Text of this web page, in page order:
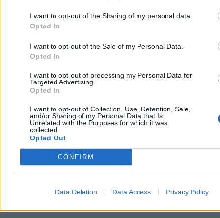
I want to opt-out of the Sharing of my personal data.
Opted In
I want to opt-out of the Sale of my Personal Data.
Opted In
I want to opt-out of processing my Personal Data for
Targeted Advertising.
Opted In
I want to opt-out of Collection, Use, Retention, Sale,
and/or Sharing of my Personal Data that Is
Unrelated with the Purposes for which it was
collected.
Opted Out
CONFIRM
Data Deletion Data Access Privacy Policy
„Podobno grad miał nawet wielkość pięści”.
Burze przeszły przez Warmię i Mazury
Silne gradobicie uszkodziło w czwartek dachy budynków w
strażacy otrzymali ponad 250 zgłoszeń o zdarzeniach związanych z
pogodą. Jedna osoba została ranna wskutek przewrócenia się
drzewa na samochód.
Krzysztof Jabłonowski
Dzisiaj 07:27